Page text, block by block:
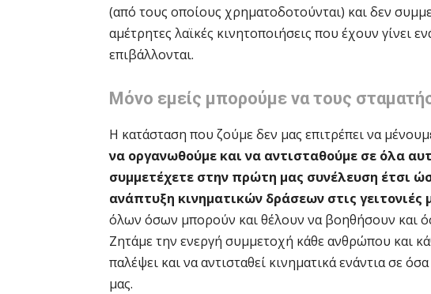
(από τους οποίους χρηματοδοτούνται) και δεν
αμέτρητες λαϊκές κινητοποιήσεις που έχουν γίνει
επιβάλλονται.
Μόνο εμείς μπορούμε να τους
Η κατάσταση που ζούμε δεν μας επιτρέπει να
να οργανωθούμε και να αντισταθούμε σε όλα
συμμετέχετε στην πρώτη μας συνέλευση έτσι
ανάπτυξη κινηματικών δράσεων στις γειτονιές
όλων όσων μπορούν και θέλουν να βοηθήσουν και
Ζητάμε την ενεργή συμμετοχή κάθε ανθρώπου και
παλέψει και να αντισταθεί κινηματικά ενάντια σε
μας.